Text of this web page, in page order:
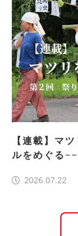
【連載】マ
ルをめぐる
2026.07.22